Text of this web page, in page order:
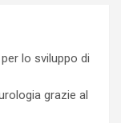
lo sviluppo di
grazie al